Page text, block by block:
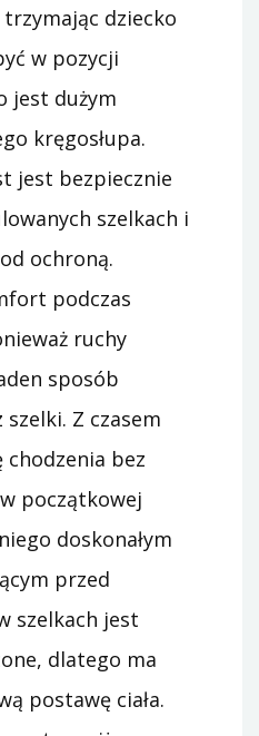
trzymając dziecko
w pozycji
jest dużym
kręgosłupa.
jest bezpiecznie
szelkach i
ochroną.
podczas
ruchy
sposób
Z czasem
chodzenia bez
początkowej
doskonałym
przed
szelkach jest
dlatego ma
postawę ciała.